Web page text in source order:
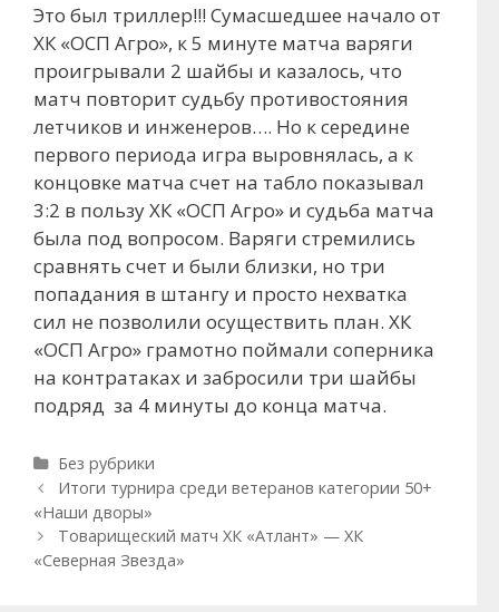
Это был триллер!!! Сумасшедшее начало от
ХК «ОСП Агро», к 5 минуте матча варяги
проигрывали 2 шайбы и казалось, что
матч повторит судьбу противостояния
летчиков и инженеров…. Но к середине
первого периода игра выровнялась, а к
концовке матча счет на табло показывал
3:2 в пользу ХК «ОСП Агро» и судьба матча
была под вопросом. Варяги стремились
сравнять счет и были близки, но три
попадания в штангу и просто нехватка
сил не позволили осуществить план. ХК
«ОСП Агро» грамотно поймали соперника
на контратаках и забросили три шайбы
подряд за 4 минуты до конца матча.
Рубрики
Без рубрики
Навигация
записи
Итоги турнира среди ветеранов категории 50+
«Наши дворы»
Товарищеский матч ХК «Атлант» — ХК
«Северная Звезда»